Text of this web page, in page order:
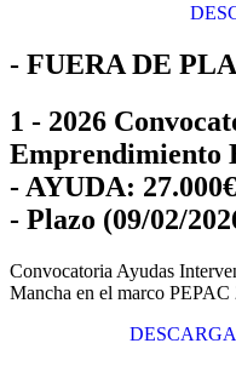
- FUERA DE
1 - 2026
Emprendimiento
- AYUDA: 27.000€
- Plazo (09/02/
Convocatoria Ayudas
Mancha en el marco PEPAC